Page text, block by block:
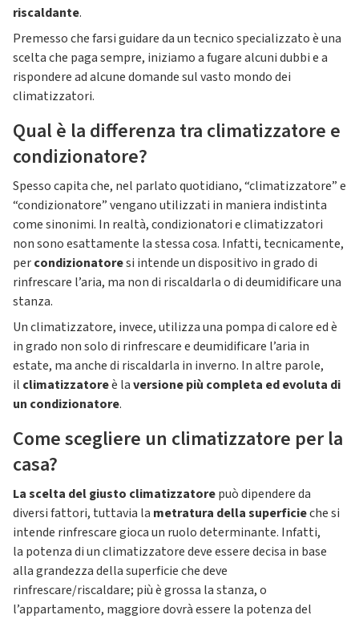
riscaldante.
Premesso che farsi guidare da un tecnico specializzato è una
scelta che paga sempre, iniziamo a fugare alcuni dubbi e a
rispondere ad alcune domande sul vasto mondo dei
climatizzatori.
Qual è la differenza tra climatizzatore e
condizionatore?
Spesso capita che, nel parlato quotidiano, “climatizzatore” e
“condizionatore” vengano utilizzati in maniera indistinta
come sinonimi. In realtà, condizionatori e climatizzatori
non sono esattamente la stessa cosa. Infatti, tecnicamente,
percondizionatoresi intende un dispositivo in grado di
rinfrescare l’aria, ma non di riscaldarla o di deumidificare una
stanza.
Un climatizzatore, invece, utilizza una pompa di calore ed è
in grado non solo di rinfrescare e deumidificare l’aria in
estate, ma anche di riscaldarla in inverno. In altre parole,
il climatizzatoreè laversione più completa ed evoluta di
un condizionatore.
Come scegliere un climatizzatore per la
casa?
La scelta del giusto climatizzatorepuò dipendere da
diversi fattori, tuttavia la metratura della superficieche si
intende rinfrescare gioca un ruolo determinante. Infatti,
la potenza di un climatizzatore deve essere decisa in base
alla grandezza della superficie che deve
rinfrescare/riscaldare; più è grossa la stanza, o
l’appartamento, maggiore dovrà essere la potenza del